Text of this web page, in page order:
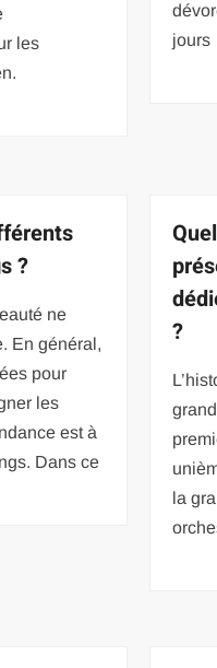
les
jours
?
ne
En général,
pour
les
est à
Dans ce
?
la